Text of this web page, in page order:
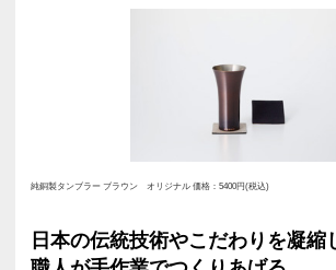
も添えられ、製品の